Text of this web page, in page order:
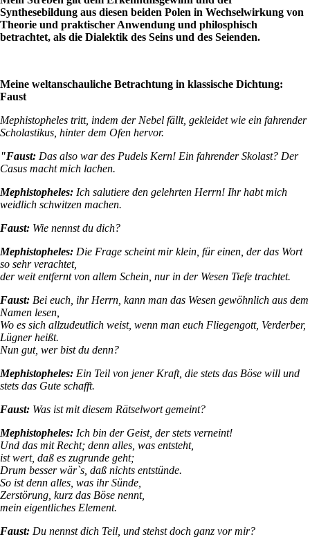
Synthesebildung aus diesen beiden Polen in Wechselwirkung von
Theorie und praktischer Anwendung und philosphisch
betrachtet, als die Dialektik des Seins und des Seienden.
Meine weltanschauliche Betrachtung in klassische Dichtung:
Faust
Mephistopheles tritt, indem der Nebel fällt, gekleidet wie ein fahrender
Scholastikus, hinter dem Ofen hervor.
"Faust: Das also war des Pudels Kern! Ein fahrender Skolast? Der
Casus macht mich lachen.
Mephistopheles: Ich salutiere den gelehrten Herrn! Ihr habt mich
weidlich schwitzen machen.
Faust: Wie nennst du dich?
Mephistopheles: Die Frage scheint mir klein, für einen, der das Wort
so sehr verachtet,
der weit entfernt von allem Schein, nur in der Wesen Tiefe trachtet.
Faust: Bei euch, ihr Herrn, kann man das Wesen gewöhnlich aus dem
Namen lesen,
Wo es sich allzudeutlich weist, wenn man euch Fliegengott, Verderber,
Lügner heißt.
Nun gut, wer bist du denn?
Mephistopheles: Ein Teil von jener Kraft, die stets das Böse will und
stets das Gute schafft.
Faust: Was ist mit diesem Rätselwort gemeint?
Mephistopheles: Ich bin der Geist, der stets verneint!
Und das mit Recht; denn alles, was entsteht,
ist wert, daß es zugrunde geht;
Drum besser wär`s, daß nichts entstünde.
So ist denn alles, was ihr Sünde,
Zerstörung, kurz das Böse nennt,
mein eigentliches Element.
Faust: Du nennst dich Teil, und stehst doch ganz vor mir?